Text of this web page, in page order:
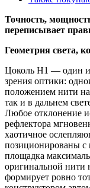
Точность,
переписывает
Геометрия света,
Цоколь H1 — один
зрения оптики:
положением нити
так и в дальнем
Любое отклонение
рефлектора
хаотичное
позиционированы
площадка
оригинальной нити
формирует ровно